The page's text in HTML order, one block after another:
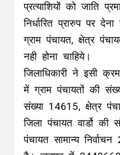
प्रत्याशियों को जाति
निर्धारित प्रारुप पर
ग्राम पंचायत, क्षेत्र
नही होना चाहिये।
जिलाधिकारी ने इसी
में ग्राम पंचायतों की
संख्या 14615, क्षेत्र
जिला पंचायत वार्डो की
पंचायत सामान्य